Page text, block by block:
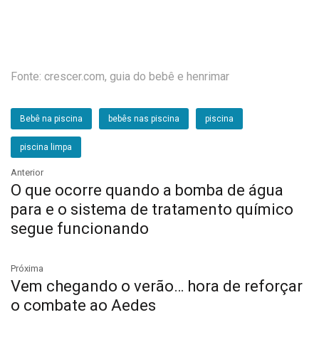
Fonte: crescer.com, guia do bebê e henrimar
Bebê na piscina bebês nas piscina piscina
piscina limpa
Anterior
O que ocorre quando a bomba de água
para e o sistema de tratamento químico
segue funcionando
Próxima
Vem chegando o verão… hora de reforçar
o combate ao Aedes